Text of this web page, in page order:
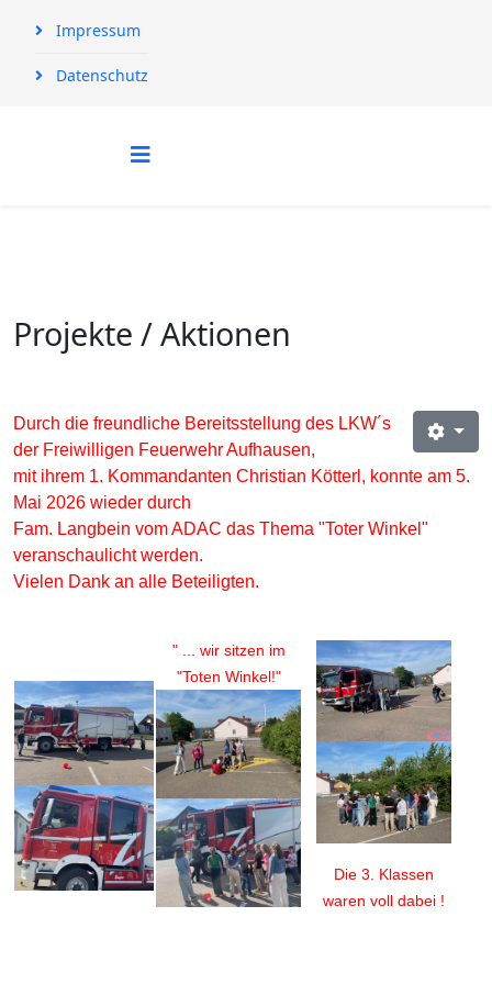
Impressum
Datenschutz
Projekte / Aktionen
Durch die freundliche Bereitsstellung des LKW´s
der Freiwilligen Feuerwehr Aufhausen,
mit ihrem 1. Kommandanten Christian Kötterl, konnte am 5.
Mai 2026 wieder durch
Fam. Langbein vom ADAC das Thema "Toter Winkel"
veranschaulicht werden.
Vielen Dank an alle Beteiligten.
" ... wir sitzen im
"Toten Winkel!"
Die 3. Klassen
waren voll dabei !